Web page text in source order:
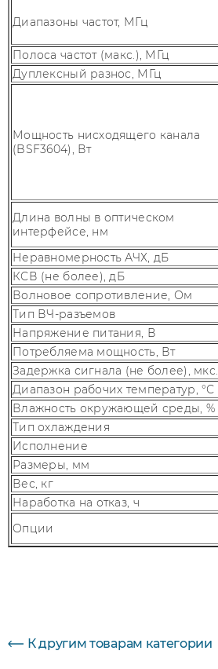
Диапазоны частот, МГц
Полоса частот (макс.), МГц
Дуплексный разнос, МГц
Мощность нисходящего канала
(BSF3604), Вт
Длина волны в оптическом
интерфейсе, нм
Неравномерность АЧХ, дБ
КСВ (не более), дБ
Волновое сопротивление, Ом
Тип ВЧ-разъемов
Напряжение питания, В
Потребляема мощность, Вт
Задержка сигнала (не более), мкс.
Диапазон рабочих температур, °С
Влажность окружающей среды, %
Тип охлаждения
Исполнение
Размеры, мм
Вес, кг
Наработка на отказ, ч
Опции
К другим товарам категории